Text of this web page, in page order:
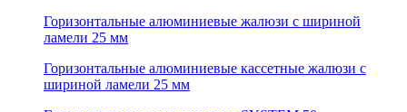
Горизонтальные алюминиевые жалюзи с шириной
ламели 25 мм
Горизонтальные алюминиевые кассетные жалюзи с
шириной ламели 25 мм